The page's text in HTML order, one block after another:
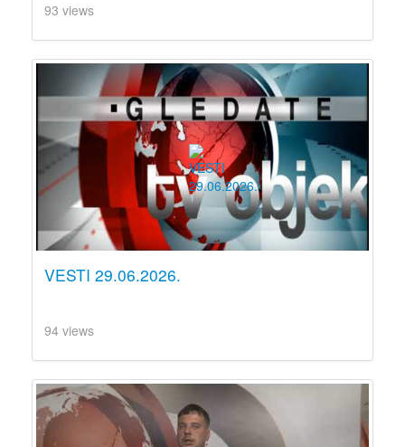
93 views
VESTI 29.06.2026.
94 views